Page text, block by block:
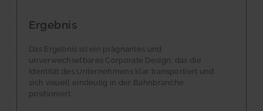
Ergebnis
Das Ergebnis ist ein prägnantes und
unverwechselbares Corporate Design, das die
Identität des Unternehmens klar transportiert und
sich visuell eindeutig in der Bahnbranche
positioniert.